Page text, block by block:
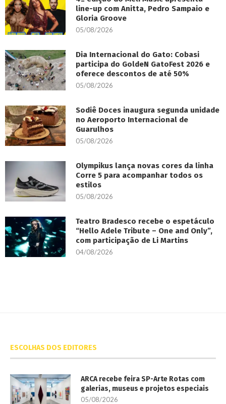
line-up com Anitta, Pedro Sampaio e
Gloria Groove
05/08/2026
Dia Internacional do Gato: Cobasi
participa do GoldeN GatoFest 2026 e
oferece descontos de até 50%
05/08/2026
Sodiê Doces inaugura segunda unidade
no Aeroporto Internacional de
Guarulhos
05/08/2026
Olympikus lança novas cores da linha
Corre 5 para acompanhar todos os
estilos
05/08/2026
Teatro Bradesco recebe o espetáculo
“Hello Adele Tribute – One and Only”,
com participação de Li Martins
04/08/2026
ESCOLHAS DOS EDITORES
ARCA recebe feira SP-Arte Rotas com
galerias, museus e projetos especiais
05/08/2026